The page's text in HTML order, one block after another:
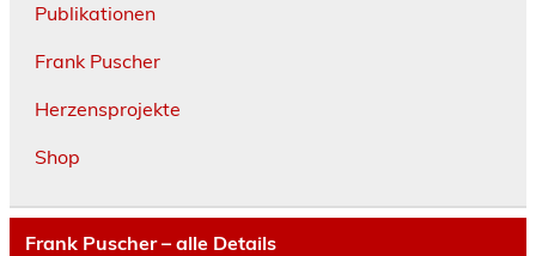
Publikationen
Frank Puscher
Herzensprojekte
Shop
Frank Puscher – alle Details